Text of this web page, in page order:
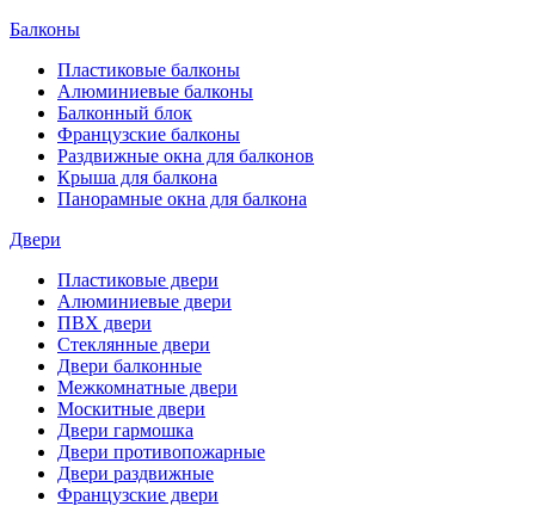
Балконы
Пластиковые балконы
Алюминиевые балконы
Балконный блок
Французские балконы
Раздвижные окна для балконов
Крыша для балкона
Панорамные окна для балкона
Двери
Пластиковые двери
Алюминиевые двери
ПВХ двери
Стеклянные двери
Двери балконные
Межкомнатные двери
Москитные двери
Двери гармошка
Двери противопожарные
Двери раздвижные
Французские двери